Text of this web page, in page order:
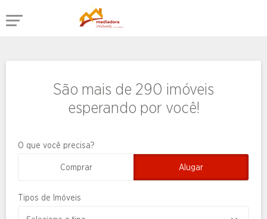
São mais de 290 imóveis
esperando por você!
O que você precisa?
Comprar Alugar
Tipos de Imóveis